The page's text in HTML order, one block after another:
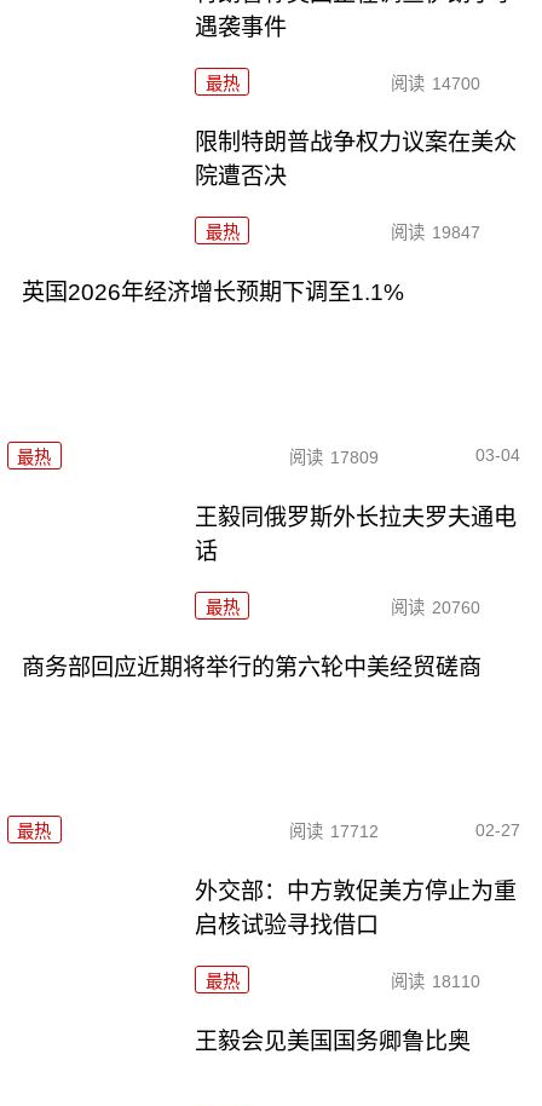
遇袭事件
最热 阅读 14700
限制特朗普战争权力议案在美众
院遭否决
最热 阅读 19847
英国2026年经济增长预期下调至1.1%
最热 阅读 17809 03-04
王毅同俄罗斯外长拉夫罗夫通电
话
最热 阅读 20760
商务部回应近期将举行的第六轮中美经贸磋商
最热 阅读 17712 02-27
外交部：中方敦促美方停止为重
启核试验寻找借口
最热 阅读 18110
王毅会见美国国务卿鲁比奥